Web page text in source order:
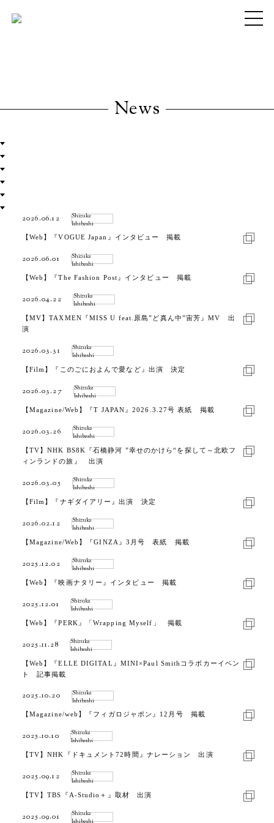
News
2026.06.12
Shizuka
Ishibashi
【Web】『VOGUE Japan』インタビュー 掲載
2026.06.01
Shizuka
Ishibashi
【Web】『The Fashion Post』インタビュー 掲載
2026.04.22
Shizuka
Ishibashi
【MV】TAXMEN『MISS U feat.原島”ど真ん中”宙芳』MV 出
演
2026.03.31
Shizuka
Ishibashi
【Film】『このごにおよんで愛など』出演 決定
2026.03.27
Shizuka
Ishibashi
【Magazine/Web】『T JAPAN』2026.3.27号 表紙 掲載
2026.03.26
Shizuka
Ishibashi
【TV】NHK BS8K『石橋静河 ”幸せのかけら“を探して～北欧フ
ィンランドの旅』 出演
2026.03.05
Shizuka
Ishibashi
【Film】『ナギダイアリー』出演 決定
2026.02.12
Shizuka
Ishibashi
【Magazine/Web】『GINZA』3月号 表紙 掲載
2025.12.02
Shizuka
Ishibashi
【Web】『映画ナタリー』インタビュー 掲載
2025.12.01
Shizuka
Ishibashi
【Web】『PERK』「Wrapping Myself」 掲載
2025.11.28
Shizuka
Ishibashi
【Web】『ELLE DIGITAL』MINI×Paul Smithコラボカーイベン
ト 記事掲載
2025.10.20
Shizuka
Ishibashi
【Magazine/web】『フィガロジャポン』12月号 掲載
2025.10.10
Shizuka
Ishibashi
【TV】NHK『ドキュメント72時間』ナレーション 出演
2025.09.12
Shizuka
Ishibashi
【TV】TBS『A-Studio＋』取材 出演
2025.09.01
Shizuka